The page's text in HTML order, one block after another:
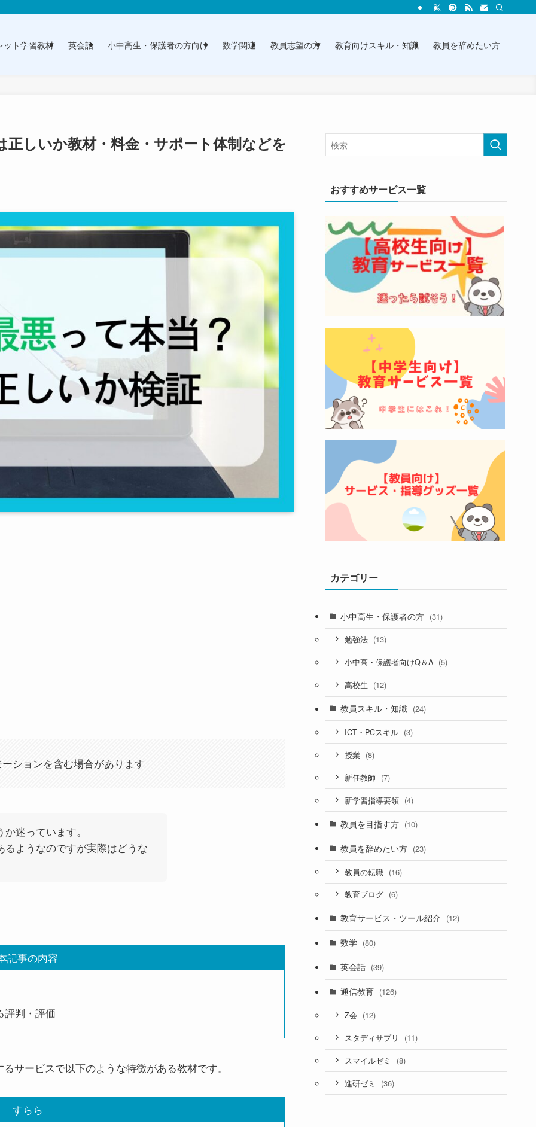
ット学習教材 英会話 小中高生・保護者の方向け 数学関連 教員志望の方 教育向けスキル・知識 教員を辞めたい方
しいか教材・料金・サポート体制などを
ションを含む場合があります
迷っています。
ようなのですが実際はどうな
記事の内容
評判・評価
サービスで以下のような特徴がある教材です。
すらら
おすすめサービス一覧
カテゴリー
小中高生・保護者の方 (31)
勉強法 (13)
小中高・保護者向けQ＆A (5)
高校生 (12)
教員スキル・知識 (24)
ICT・PCスキル (3)
授業 (8)
新任教師 (7)
新学習指導要領 (4)
教員を目指す方 (10)
教員を辞めたい方 (23)
教員の転職 (16)
教育ブログ (6)
教育サービス・ツール紹介 (12)
数学 (80)
英会話 (39)
通信教育 (126)
Z会 (12)
スタディサプリ (11)
スマイルゼミ (8)
進研ゼミ (36)